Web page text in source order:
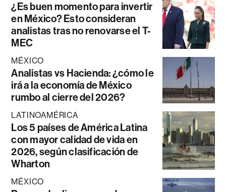
¿Es buen momento para invertir
en México? Esto consideran
analistas tras no renovarse el T-
MEC
MÉXICO
Analistas vs Hacienda: ¿cómo le
irá a la economía de México
rumbo al cierre del 2026?
LATINOAMÉRICA
Los 5 países de América Latina
con mayor calidad de vida en
2026, según clasificación de
Wharton
MÉXICO